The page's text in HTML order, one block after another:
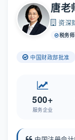
唐老
资深
税务师
中国财政部批准
500+
服务企业